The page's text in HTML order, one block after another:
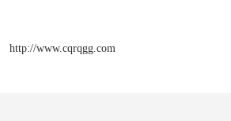
http://www.cqrqgg.com